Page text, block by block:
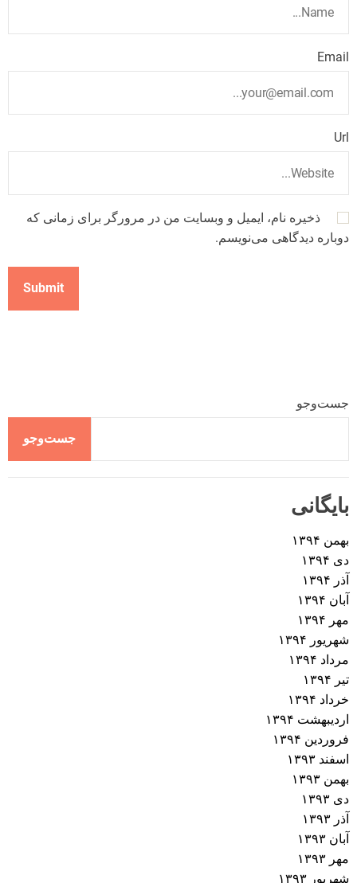
Email
Url
ذخیره نام، ایمیل و وبسایت من در مرورگر برای زمانی که
دوباره دیدگاهی می‌نویسم.
جست‌وجو
جست‌وجو
بایگانی
بهمن ۱۳۹۴
دی ۱۳۹۴
آذر ۱۳۹۴
آبان ۱۳۹۴
مهر ۱۳۹۴
شهریور ۱۳۹۴
مرداد ۱۳۹۴
تیر ۱۳۹۴
خرداد ۱۳۹۴
اردیبهشت ۱۳۹۴
فروردین ۱۳۹۴
اسفند ۱۳۹۳
بهمن ۱۳۹۳
دی ۱۳۹۳
آذر ۱۳۹۳
آبان ۱۳۹۳
مهر ۱۳۹۳
شهریور ۱۳۹۳